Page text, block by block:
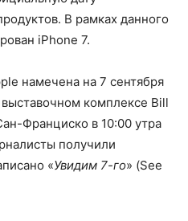
В рамках данного
iPhone 7.
намечена на 7 сентября
выставочном комплексе Bill
Франциско в 10:00 утра
получили
«Увидим 7-го» (See